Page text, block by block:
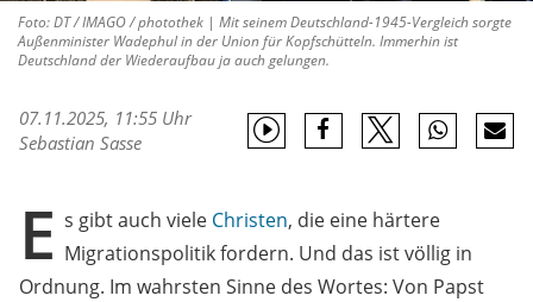
Foto: DT / IMAGO / photothek | Mit seinem Deutschland-1945-Vergleich sorgte
Außenminister Wadephul in der Union für Kopfschütteln. Immerhin ist
Deutschland der Wiederaufbau ja auch gelungen.
07.11.2025, 11:55 Uhr
Sebastian Sasse
E s gibt auch viele Christen, die eine härtere
Migrationspolitik fordern. Und das ist völlig in
Ordnung. Im wahrsten Sinne des Wortes: Von Papst